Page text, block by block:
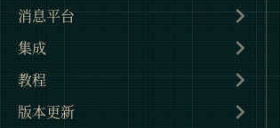
消息平台
集成
教程
版本更新